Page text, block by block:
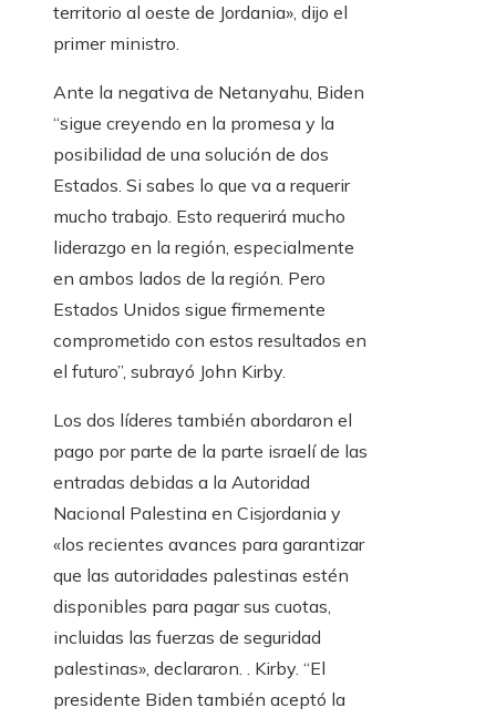
territorio al oeste de Jordania», dijo el
primer ministro.
Ante la negativa de Netanyahu, Biden
“sigue creyendo en la promesa y la
posibilidad de una solución de dos
Estados. Si sabes lo que va a requerir
mucho trabajo. Esto requerirá mucho
liderazgo en la región, especialmente
en ambos lados de la región. Pero
Estados Unidos sigue firmemente
comprometido con estos resultados en
el futuro”, subrayó John Kirby.
Los dos líderes también abordaron el
pago por parte de la parte israelí de las
entradas debidas a la Autoridad
Nacional Palestina en Cisjordania y
«los recientes avances para garantizar
que las autoridades palestinas estén
disponibles para pagar sus cuotas,
incluidas las fuerzas de seguridad
palestinas», declararon. . Kirby. “El
presidente Biden también aceptó la